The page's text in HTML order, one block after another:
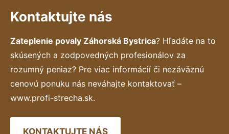
Kontaktujte nás
Zateplenie povaly Záhorská Bystrica? Hľadáte na to
skúsených a zodpovedných profesionálov za
rozumný peniaz? Pre viac informácií či nezáväznú
cenovú ponuku nás neváhajte kontaktovať –
www.profi-strecha.sk.
KONTAKTUJTE NÁS